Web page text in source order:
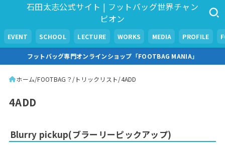
石田太志公式サイト | フットバッグ世界チャン
ピオン
EVENT SCHOOL LECTURE WORKS MEDIA PROFILE
フットバッグ専門オンラインショップ「FOOTBAG MANIA」
ホーム FOOTBAG？ トリックリスト 4ADD
4ADD
Blurry pickup(ブラーリーピックアップ)